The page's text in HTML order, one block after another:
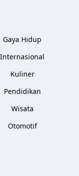
Gaya Hidup
Internasional
Kuliner
Pendidikan
Wisata
Otomotif